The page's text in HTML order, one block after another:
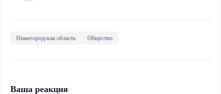
Нижегородская область Общество
Ваша реакция